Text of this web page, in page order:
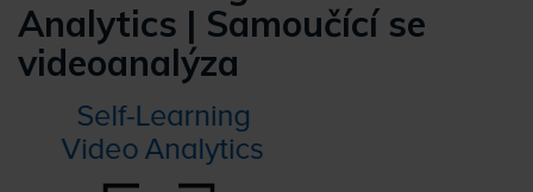
Analytics | Samoučící se
videoanalýza